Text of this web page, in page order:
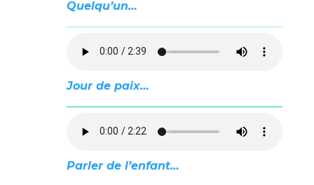
Quelqu’un…
Jour de paix…
Parler de l’enfant…